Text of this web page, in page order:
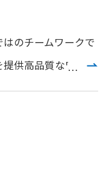
はのチームワークで
供高品質なワンス